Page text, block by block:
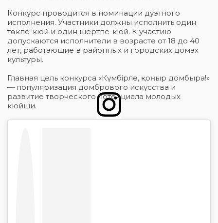
Конкурс проводится в номинации дуэтного
исполнения. Участники должны исполнить один
төкпе-кюй и один шертпе-кюй. К участию
допускаются исполнители в возрасте от 18 до 40
лет, работающие в районных и городских домах
культуры.
Главная цель конкурса «Күмбірле, қоңыр домбыра!»
— популяризация домбрового искусства и
развитие творческого потенциала молодых
кюйши.